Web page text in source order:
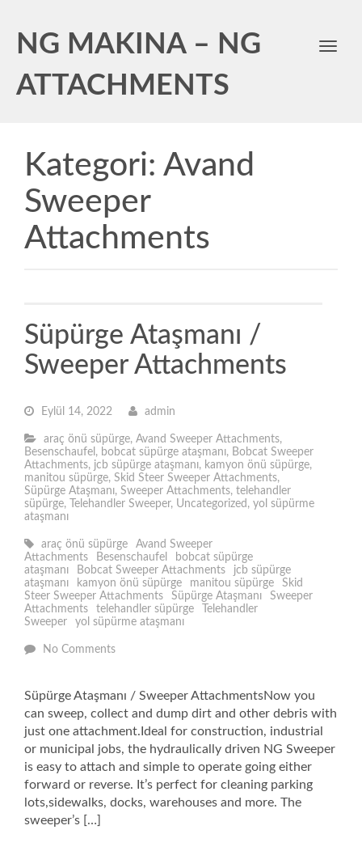
NG MAKINA – NG
ATTACHMENTS
Toggle
Kategori: Avand
Sweeper
Attachments
Süpürge Ataşmanı /
Sweeper Attachments
Eylül 14, 2022 admin
araç önü süpürge, Avand Sweeper Attachments,
Besenschaufel , bobcat süpürge ataşmanı, Bobcat Sweeper
Attachments, jcb süpürge ataşmanı, kamyon önü süpürge,
manitou süpürge, Skid Steer Sweeper Attachments,
Süpürge Ataşmanı, Sweeper Attachments, telehandler
süpürge, Telehandler Sweeper, Uncategorized , yol süpürme
ataşmanı
araç önü süpürge
Avand Sweeper
Attachments
Besenschaufel
bobcat süpürge
ataşmanı
Bobcat Sweeper Attachments
jcb süpürge
ataşmanı
kamyon önü süpürge manitou süpürge
Skid
Steer Sweeper Attachments
Süpürge Ataşmanı
Sweeper
Attachments
telehandler süpürge
Telehandler
Sweeper
yol süpürme ataşmanı
No Comments
Süpürge Ataşmanı / Sweeper AttachmentsNow you
can sweep, collect and dump dirt and other debris with
just one attachment.Ideal for construction, industrial
or municipal jobs, the hydraulically driven NG Sweeper
is easy to attach and simple to operate going either
forward or reverse. It’s perfect for cleaning parking
lots,sidewalks, docks, warehouses and more. The
sweeper’s […]